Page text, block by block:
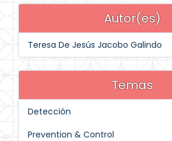
Autor(es)
Teresa De Jesús Jacobo Galindo
Temas
Detección
Prevention & Control